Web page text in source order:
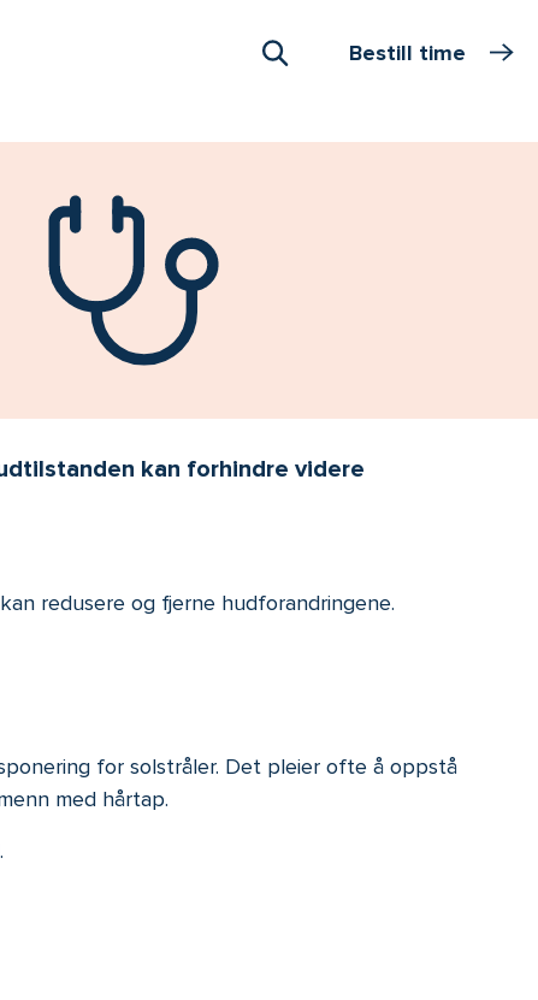
Bestill time
kan forhindre videre
redusere og fjerne hudforandringene.
for solstråler. Det pleier ofte å oppstå
med hårtap.